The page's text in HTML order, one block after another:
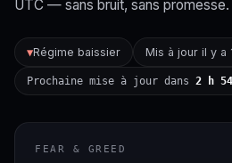
UTC — sans bruit, sans promesse.
▼Régime baissier Mis à jour il y a
Prochaine mise à jour dans 2 h
FEAR & GREED